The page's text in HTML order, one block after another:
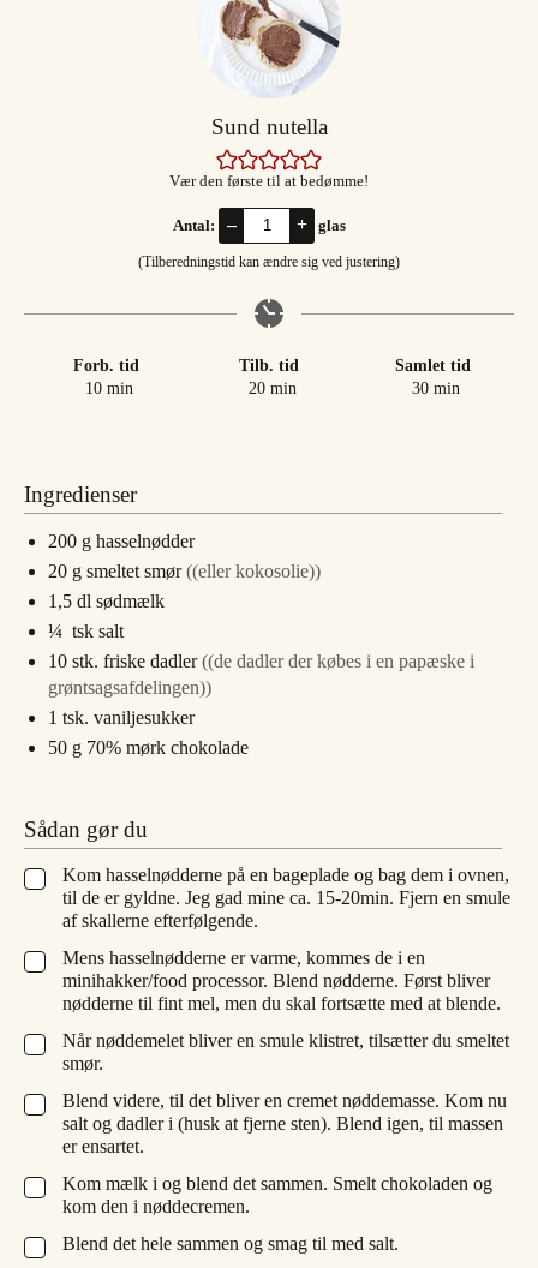
Sund nutella
Vær den første til at bedømme!
Antal: – + glas
(Tilberedningstid kan ændre sig ved justering)
Forb. tid
10minutter
min
Tilb. tid
20minutter
min
Samlet tid
30minutter
min
Ingredienser
200 g hasselnødder
20 g smeltet smør ((eller kokosolie))
1,5 dl sødmælk
¼ tsk salt
10 stk. friske dadler ((de dadler der købes i en papæske i
grøntsagsafdelingen))
1 tsk. vaniljesukker
50 g 70% mørk chokolade
Sådan gør du
▢
Kom hasselnødderne på en bageplade og bag dem i ovnen,
til de er gyldne. Jeg gad mine ca. 15-20min. Fjern en smule
af skallerne efterfølgende.
▢
Mens hasselnødderne er varme, kommes de i en
minihakker/food processor. Blend nødderne. Først bliver
nødderne til fint mel, men du skal fortsætte med at blende.
▢
Når nøddemelet bliver en smule klistret, tilsætter du smeltet
smør.
▢
Blend videre, til det bliver en cremet nøddemasse. Kom nu
salt og dadler i (husk at fjerne sten). Blend igen, til massen
er ensartet.
▢
Kom mælk i og blend det sammen. Smelt chokoladen og
kom den i nøddecremen.
▢
Blend det hele sammen og smag til med salt.